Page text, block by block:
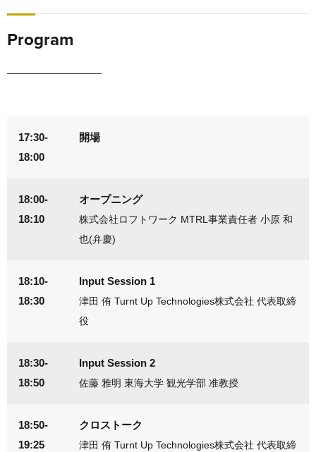
Program
17:30-
18:00
開場
18:00-
18:10
オープニング
株式会社ロフトワーク MTRL事業責任者 小原 和
也(弁慶)
18:10-
18:30
Input Session 1
津田 侑 Turnt Up Technologies株式会社 代表取締
役
18:30-
18:50
Input Session 2
佐藤 雅明 東海大学 観光学部 准教授
18:50-
19:25
クロストーク
津田 侑 Turnt Up Technologies株式会社 代表取締